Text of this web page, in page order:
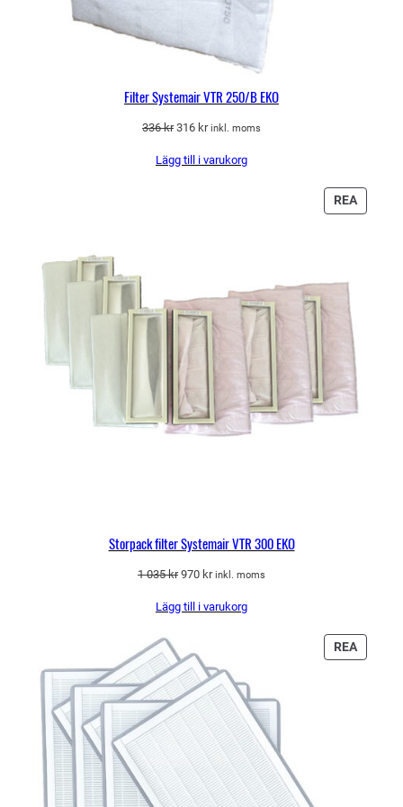
Filter Systemair VTR 250/B EKO
336kr Det
priset
316 krDet
priset
inkl. moms
Lägg till i varukorg
REA
PÅ
Storpack filter Systemair VTR 300 EKO
1 035kr Det
priset
035 kr.
970 krDet
priset
inkl. moms
Lägg till i varukorg
REA
PÅ